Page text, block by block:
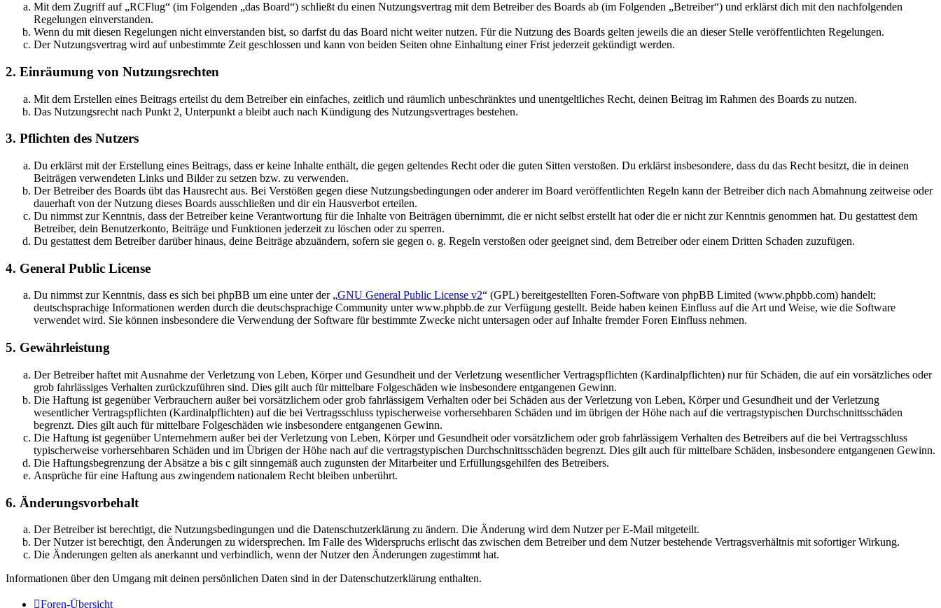
Mit dem Zugriff auf „RCFlug“ (im Folgenden „das Board“) schließt du einen Nutzungsvertrag mit dem Betreiber des Boards ab (im Folgenden „Betreiber“) und erklärst dich mit den nachfolgenden
Regelungen einverstanden.
Wenn du mit diesen Regelungen nicht einverstanden bist, so darfst du das Board nicht weiter nutzen. Für die Nutzung des Boards gelten jeweils die an dieser Stelle veröffentlichten Regelungen.
Der Nutzungsvertrag wird auf unbestimmte Zeit geschlossen und kann von beiden Seiten ohne Einhaltung einer Frist jederzeit gekündigt werden.
2. Einräumung von Nutzungsrechten
Mit dem Erstellen eines Beitrags erteilst du dem Betreiber ein einfaches, zeitlich und räumlich unbeschränktes und unentgeltliches Recht, deinen Beitrag im Rahmen des Boards zu nutzen.
Das Nutzungsrecht nach Punkt 2, Unterpunkt a bleibt auch nach Kündigung des Nutzungsvertrages bestehen.
3. Pflichten des Nutzers
Du erklärst mit der Erstellung eines Beitrags, dass er keine Inhalte enthält, die gegen geltendes Recht oder die guten Sitten verstoßen. Du erklärst insbesondere, dass du das Recht besitzt, die in deinen
Beiträgen verwendeten Links und Bilder zu setzen bzw. zu verwenden.
Der Betreiber des Boards übt das Hausrecht aus. Bei Verstößen gegen diese Nutzungsbedingungen oder anderer im Board veröffentlichten Regeln kann der Betreiber dich nach Abmahnung zeitweise oder
dauerhaft von der Nutzung dieses Boards ausschließen und dir ein Hausverbot erteilen.
Du nimmst zur Kenntnis, dass der Betreiber keine Verantwortung für die Inhalte von Beiträgen übernimmt, die er nicht selbst erstellt hat oder die er nicht zur Kenntnis genommen hat. Du gestattest dem
Betreiber, dein Benutzerkonto, Beiträge und Funktionen jederzeit zu löschen oder zu sperren.
Du gestattest dem Betreiber darüber hinaus, deine Beiträge abzuändern, sofern sie gegen o. g. Regeln verstoßen oder geeignet sind, dem Betreiber oder einem Dritten Schaden zuzufügen.
4. General Public License
Du nimmst zur Kenntnis, dass es sich bei phpBB um eine unter der „GNU General Public License v2“ (GPL) bereitgestellten Foren-Software von phpBB Limited (www.phpbb.com) handelt;
deutschsprachige Informationen werden durch die deutschsprachige Community unter www.phpbb.de zur Verfügung gestellt. Beide haben keinen Einfluss auf die Art und Weise, wie die Software
verwendet wird. Sie können insbesondere die Verwendung der Software für bestimmte Zwecke nicht untersagen oder auf Inhalte fremder Foren Einfluss nehmen.
5. Gewährleistung
Der Betreiber haftet mit Ausnahme der Verletzung von Leben, Körper und Gesundheit und der Verletzung wesentlicher Vertragspflichten (Kardinalpflichten) nur für Schäden, die auf ein vorsätzliches oder
grob fahrlässiges Verhalten zurückzuführen sind. Dies gilt auch für mittelbare Folgeschäden wie insbesondere entgangenen Gewinn.
Die Haftung ist gegenüber Verbrauchern außer bei vorsätzlichem oder grob fahrlässigem Verhalten oder bei Schäden aus der Verletzung von Leben, Körper und Gesundheit und der Verletzung
wesentlicher Vertragspflichten (Kardinalpflichten) auf die bei Vertragsschluss typischerweise vorhersehbaren Schäden und im übrigen der Höhe nach auf die vertragstypischen Durchschnittsschäden
begrenzt. Dies gilt auch für mittelbare Folgeschäden wie insbesondere entgangenen Gewinn.
Die Haftung ist gegenüber Unternehmern außer bei der Verletzung von Leben, Körper und Gesundheit oder vorsätzlichem oder grob fahrlässigem Verhalten des Betreibers auf die bei Vertragsschluss
typischerweise vorhersehbaren Schäden und im Übrigen der Höhe nach auf die vertragstypischen Durchschnittsschäden begrenzt. Dies gilt auch für mittelbare Schäden, insbesondere entgangenen Gewinn.
Die Haftungsbegrenzung der Absätze a bis c gilt sinngemäß auch zugunsten der Mitarbeiter und Erfüllungsgehilfen des Betreibers.
Ansprüche für eine Haftung aus zwingendem nationalem Recht bleiben unberührt.
6. Änderungsvorbehalt
Der Betreiber ist berechtigt, die Nutzungsbedingungen und die Datenschutzerklärung zu ändern. Die Änderung wird dem Nutzer per E-Mail mitgeteilt.
Der Nutzer ist berechtigt, den Änderungen zu widersprechen. Im Falle des Widerspruchs erlischt das zwischen dem Betreiber und dem Nutzer bestehende Vertragsverhältnis mit sofortiger Wirkung.
Die Änderungen gelten als anerkannt und verbindlich, wenn der Nutzer den Änderungen zugestimmt hat.
Informationen über den Umgang mit deinen persönlichen Daten sind in der Datenschutzerklärung enthalten.
Foren-Übersicht